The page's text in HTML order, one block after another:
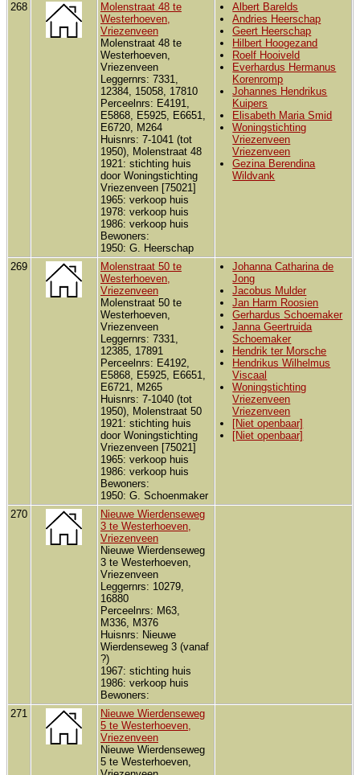
268
Molenstraat 48 te
Westerhoeven,
Vriezenveen
Molenstraat 48 te
Westerhoeven,
Vriezenveen
Leggernrs: 7331,
12384, 15058, 17810
Perceelnrs: E4191,
E5868, E5925, E6651,
E6720, M264
Huisnrs: 7-1041 (tot
1950), Molenstraat 48
1921: stichting huis
door Woningstichting
Vriezenveen [75021]
1965: verkoop huis
1978: verkoop huis
1986: verkoop huis
Bewoners:
1950: G. Heerschap
Albert Barelds
Andries Heerschap
Geert Heerschap
Hilbert Hoogezand
Roelf Hooiveld
Everhardus Hermanus
Korenromp
Johannes Hendrikus
Kuipers
Elisabeth Maria Smid
Woningstichting
Vriezenveen
Vriezenveen
Gezina Berendina
Wildvank
269
Molenstraat 50 te
Westerhoeven,
Vriezenveen
Molenstraat 50 te
Westerhoeven,
Vriezenveen
Leggernrs: 7331,
12385, 17891
Perceelnrs: E4192,
E5868, E5925, E6651,
E6721, M265
Huisnrs: 7-1040 (tot
1950), Molenstraat 50
1921: stichting huis
door Woningstichting
Vriezenveen [75021]
1965: verkoop huis
1986: verkoop huis
Bewoners:
1950: G. Schoenmaker
Johanna Catharina de
Jong
Jacobus Mulder
Jan Harm Roosien
Gerhardus Schoemaker
Janna Geertruida
Schoemaker
Hendrik ter Morsche
Hendrikus Wilhelmus
Viscaal
Woningstichting
Vriezenveen
Vriezenveen
[Niet openbaar]
[Niet openbaar]
270
Nieuwe Wierdenseweg
3 te Westerhoeven,
Vriezenveen
Nieuwe Wierdenseweg
3 te Westerhoeven,
Vriezenveen
Leggernrs: 10279,
16880
Perceelnrs: M63,
M336, M376
Huisnrs: Nieuwe
Wierdenseweg 3 (vanaf
?)
1967: stichting huis
1986: verkoop huis
Bewoners:
271
Nieuwe Wierdenseweg
5 te Westerhoeven,
Vriezenveen
Nieuwe Wierdenseweg
5 te Westerhoeven,